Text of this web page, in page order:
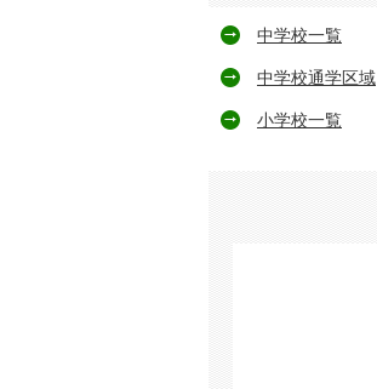
中学校一覧
中学校通学区域
小学校一覧